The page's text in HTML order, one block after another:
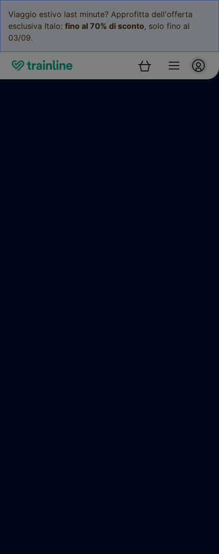
Viaggio estivo last minute? Approfitta dell'offerta
esclusiva Italo: fino al 70% di sconto, solo fino al
03/09.